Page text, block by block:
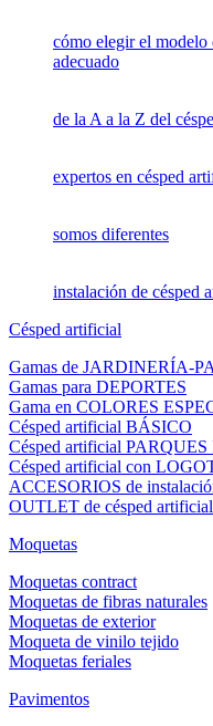
cómo elegir el modelo
adecuado
de la A a la Z del
expertos en césped
somos diferentes
instalación de césped
Césped artificial
Gamas de JARDINERÍA-
Gamas para DEPORTES
Gama en COLORES
Césped artificial BÁSICO
Césped artificial
Césped artificial con
ACCESORIOS de
OUTLET de césped artificial
Moquetas
Moquetas contract
Moquetas de fibras naturales
Moquetas de exterior
Moqueta de vinilo tejido
Moquetas feriales
Pavimentos